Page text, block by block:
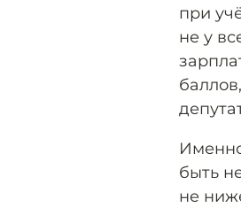
при
не у
быть
не